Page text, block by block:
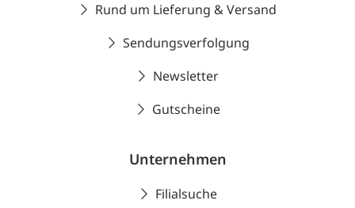
Rund um Lieferung & Versand
Sendungsverfolgung
Newsletter
Gutscheine
Unternehmen
Filialsuche